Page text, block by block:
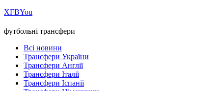
ХFBYou
футбольні трансфери
Всі новини
Трансфери України
Трансфери Англії
Трансфери Італії
Трансфери Іспанії